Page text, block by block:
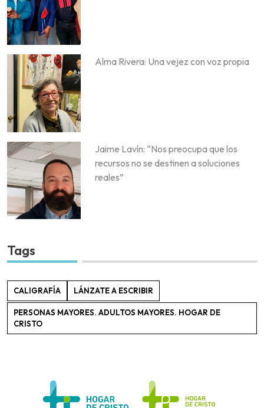
Alma Rivera: Una vejez con voz propia
Jaime Lavín: “Nos preocupa que los
recursos no se destinen a soluciones
reales”
Tags
CALIGRAFÍA LÁNZATE A ESCRIBIR
PERSONAS MAYORES. ADULTOS MAYORES. HOGAR DE
CRISTO